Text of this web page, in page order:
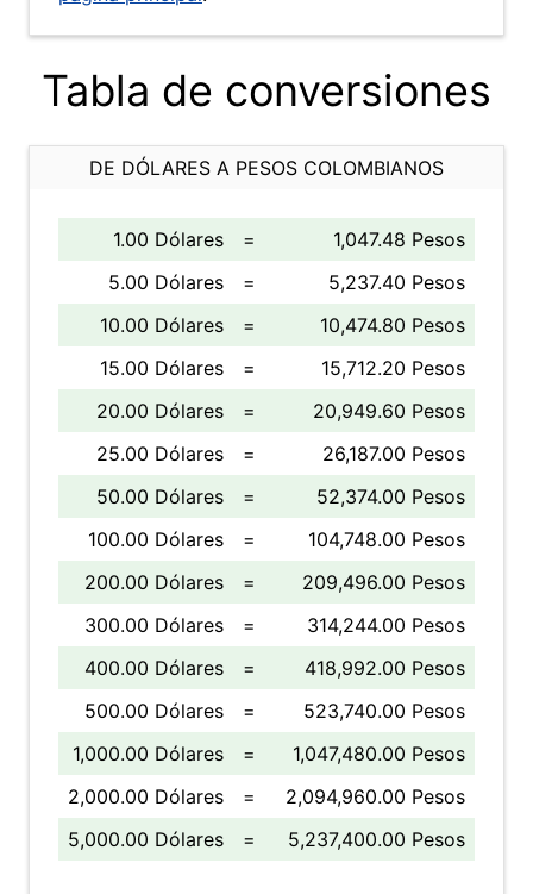
Tabla de conversiones
DE DÓLARES A PESOS COLOMBIANOS
1.00 Dólares =
1,047.48 Pesos
5.00 Dólares
=
5,237.40 Pesos
10.00 Dólares
=
10,474.80 Pesos
15.00 Dólares
=
15,712.20 Pesos
20.00 Dólares
=
20,949.60 Pesos
25.00 Dólares
=
26,187.00 Pesos
50.00 Dólares
=
52,374.00 Pesos
100.00 Dólares
=
104,748.00 Pesos
200.00 Dólares
=
209,496.00 Pesos
300.00 Dólares
=
314,244.00 Pesos
400.00 Dólares
=
418,992.00 Pesos
500.00 Dólares
=
523,740.00 Pesos
1,000.00 Dólares
=
1,047,480.00 Pesos
2,000.00 Dólares
=
2,094,960.00 Pesos
5,000.00 Dólares
= 5,237,400.00 Pesos